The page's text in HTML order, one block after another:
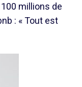
millions de
: « Tout est